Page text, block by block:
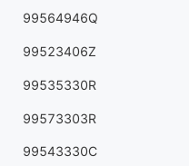
99564946Q
99523406Z
99535330R
99573303R
99543330C